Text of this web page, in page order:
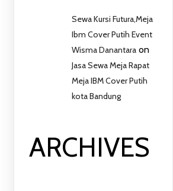
Sewa Kursi Futura,Meja
Ibm Cover Putih Event
Wisma Danantara on
Jasa Sewa Meja Rapat
Meja IBM Cover Putih
kota Bandung
ARCHIVES